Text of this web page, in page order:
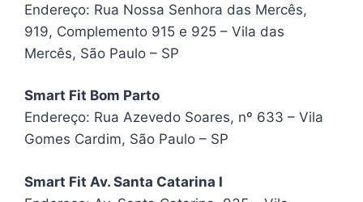
Endereço: Rua Nossa Senhora das Mercês,
919, Complemento 915 e 925 – Vila das
Mercês, São Paulo – SP
Smart Fit Bom Parto
Endereço: Rua Azevedo Soares, nº 633 – Vila
Gomes Cardim, São Paulo – SP
Smart Fit Av. Santa Catarina I